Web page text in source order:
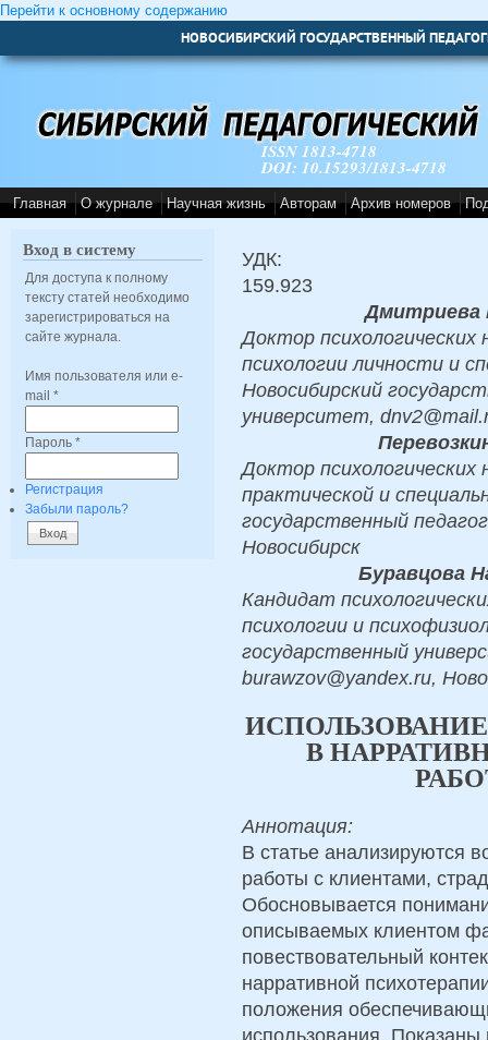
Перейти к основному содержанию
НОВОСИБИРСКИЙ ГОСУДАРСТВЕННЫЙ
ISSN 1813-4718
DOI: 10.15293/1813-4718
Главная О журнале Научная жизнь Авторам Архив номеров
Вход в систему
Для доступа к полному
тексту статей необходимо
зарегистрироваться на
сайте журнала.
Имя пользователя или e-
mail *
Пароль *
Регистрация
Забыли пароль?
УДК:
159.923
Дмитриева
Доктор
психологии личности и
Новосибирский
университет,
Доктор
практической и
государственный
Новосибирск
Буравцова
Кандидат
психологии и
государственный
burawzov@yandex.ru,
В
Аннотация:
В статье анализируются
работы с клиентами,
Обосновывается
описываемых клиентом
повествовательный
нарративной
положения
использования.